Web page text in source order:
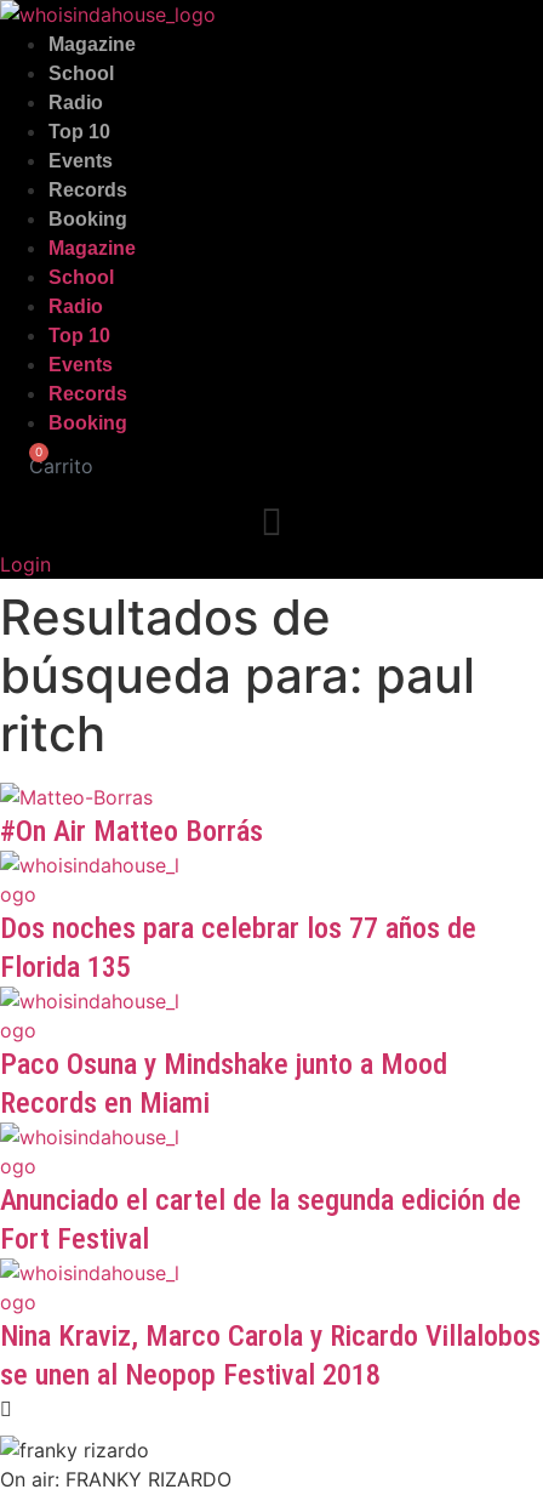
Ir
contenido
Magazine
School
Radio
Top 10
Events
Records
Booking
Magazine
School
Radio
Top 10
Events
Records
Booking
0
Carrito
Login
Resultados de
búsqueda para: paul
ritch
#On Air Matteo Borrás
Dos noches para celebrar los 77 años de
Florida 135
Paco Osuna y Mindshake junto a Mood
Records en Miami
Anunciado el cartel de la segunda edición de
Fort Festival
Nina Kraviz, Marco Carola y Ricardo Villalobos
se unen al Neopop Festival 2018
On air: FRANKY RIZARDO